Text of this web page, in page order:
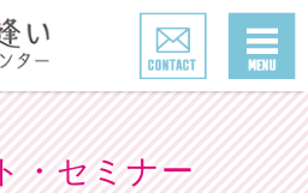
・セミナー